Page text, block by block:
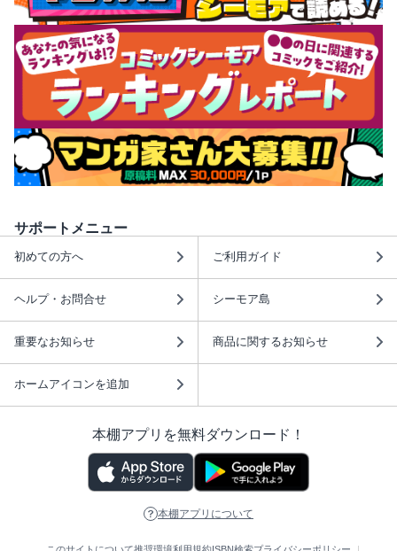
サポートメニュー
初めての方へ ご利用ガイド
ヘルプ・お問合せ シーモア島
重要なお知らせ 商品に関するお知らせ
ホームアイコンを追加
本棚アプリを無料ダウンロード！
本棚アプリについて